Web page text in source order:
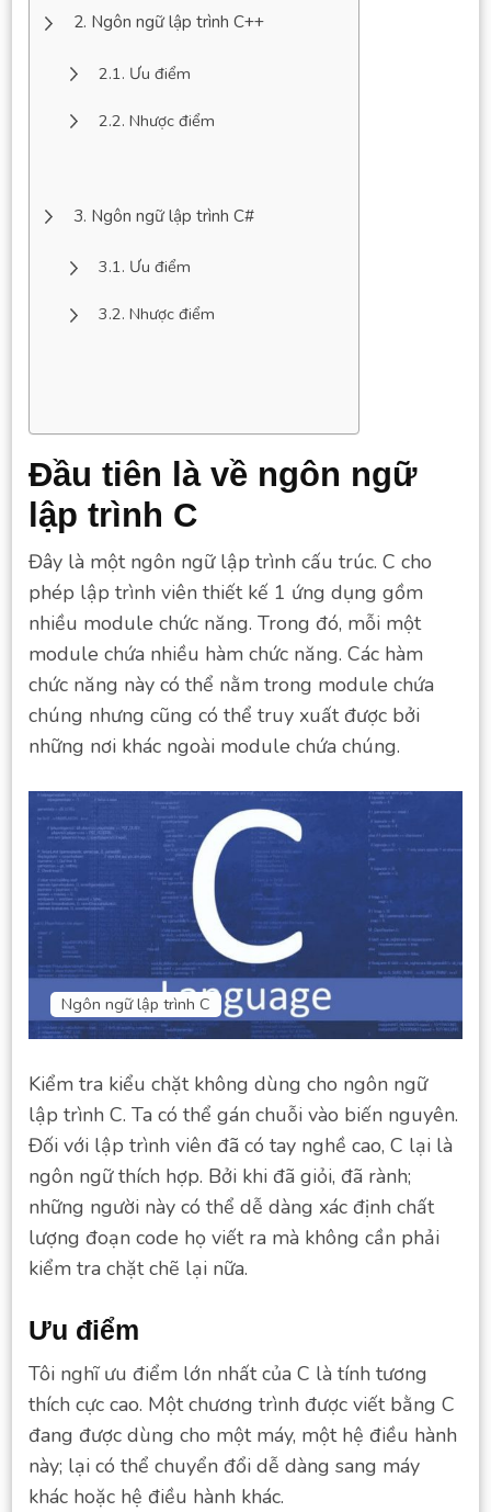
Ngôn ngữ lập trình C++
Ưu điểm
Nhược điểm
Ngôn ngữ lập trình C#
Ưu điểm
Nhược điểm
Đầu tiên là về ngôn ngữ
lập trình C
Đây là một ngôn ngữ lập trình cấu trúc. C cho
phép lập trình viên thiết kế 1 ứng dụng gồm
nhiều module chức năng. Trong đó, mỗi một
module chứa nhiều hàm chức năng. Các hàm
chức năng này có thể nằm trong module chứa
chúng nhưng cũng có thể truy xuất được bởi
những nơi khác ngoài module chứa chúng.
Ngôn ngữ lập trình C
Kiểm tra kiểu chặt không dùng cho ngôn ngữ
lập trình C. Ta có thể gán chuỗi vào biến nguyên.
Đối với lập trình viên đã có tay nghề cao, C lại là
ngôn ngữ thích hợp. Bởi khi đã giỏi, đã rành;
những người này có thể dễ dàng xác định chất
lượng đoạn code họ viết ra mà không cần phải
kiểm tra chặt chẽ lại nữa.
Ưu điểm
Tôi nghĩ ưu điểm lớn nhất của C là tính tương
thích cực cao. Một chương trình được viết bằng C
đang được dùng cho một máy, một hệ điều hành
này; lại có thể chuyển đổi dễ dàng sang máy
khác hoặc hệ điều hành khác.